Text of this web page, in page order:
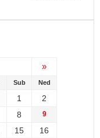
»
Sub Ned
1
2
8 9
15
16